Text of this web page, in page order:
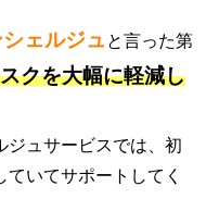
ェルジュ と言った第
クを大幅に軽減し
ジュサービスでは、初
いてサポートしてく